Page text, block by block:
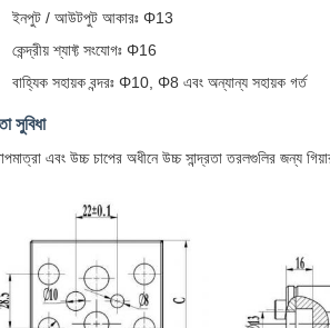
ইনপুট / আউটপুট আকারঃ Φ13
কেন্দ্রীয় শ্যাফ্ট সংযোগঃ Φ16
বাহ্যিক সহায়ক বন্দরঃ Φ10, Φ8 এবং অন্যান্য সহায়ক গর্ত
সুবিধা
এবং উচ্চ চাপের অধীনে উচ্চ সান্দ্রতা তরলগুলির জন্য গিয়ার